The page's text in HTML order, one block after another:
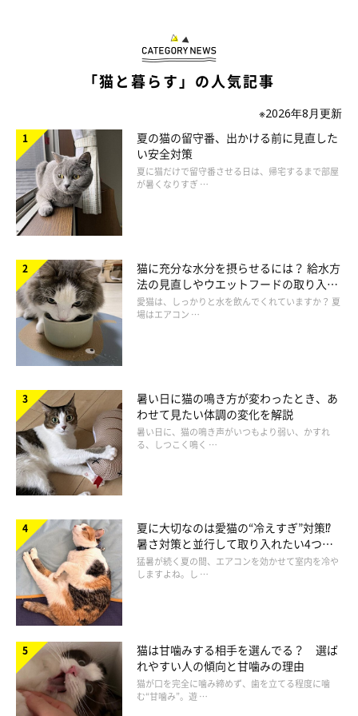
「猫と暮らす」の人気記事
※2026年8月更新
夏の猫の留守番、出かける前に見直した
い安全対策
夏に猫だけで留守番させる日は、帰宅するまで部屋
が暑くなりすぎ …
猫に充分な水分を摂らせるには？ 給水方
法の見直しやウエットフードの取り入れ
方を解説
愛猫は、しっかりと水を飲んでくれていますか？ 夏
場はエアコン …
暑い日に猫の鳴き方が変わったとき、あ
わせて見たい体調の変化を解説
暑い日に、猫の鳴き声がいつもより弱い、かすれ
る、しつこく鳴く …
夏に大切なのは愛猫の“冷えすぎ”対策⁉
暑さ対策と並行して取り入れたい4つの
工夫
猛暑が続く夏の間、エアコンを効かせて室内を冷や
しますよね。し …
猫は甘噛みする相手を選んでる？ 選ば
れやすい人の傾向と甘噛みの理由
猫が口を完全に噛み締めず、歯を立てる程度に噛
む“甘噛み”。遊 …